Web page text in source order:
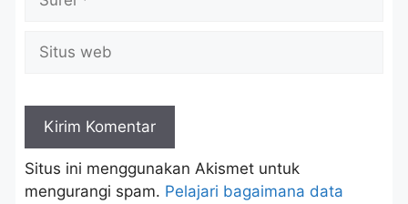
Situs ini menggunakan Akismet untuk
mengurangi spam. Pelajari bagaimana data